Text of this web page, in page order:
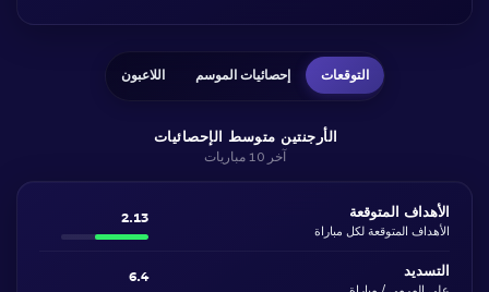
التوقعات إحصائيات الموسم اللاعبون
الأرجنتين متوسط الإحصائيات
آخر 10 مباريات
الأهداف المتوقعة
الأهداف المتوقعة لكل مباراة
2.13
التسديد 6.4